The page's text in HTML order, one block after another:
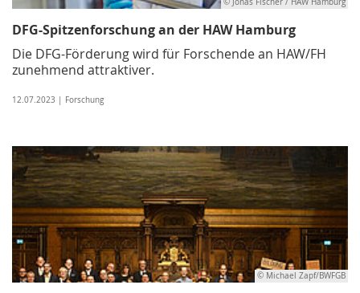
DFG-Spitzenforschung an der HAW Hamburg
Die DFG-Förderung wird für Forschende an HAW/FH
zunehmend attraktiver.
12.07.2023 | Forschung
© Michael Zapf/BWFGB